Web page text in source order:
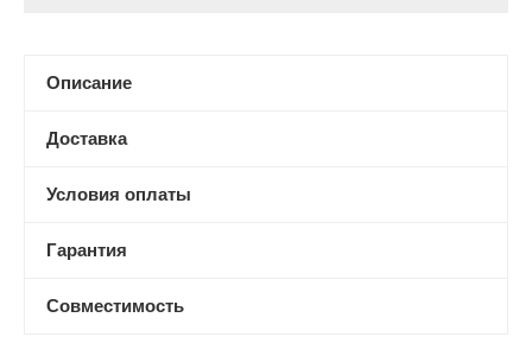
Описание
Доставка
Условия оплаты
Гарантия
Совместимость